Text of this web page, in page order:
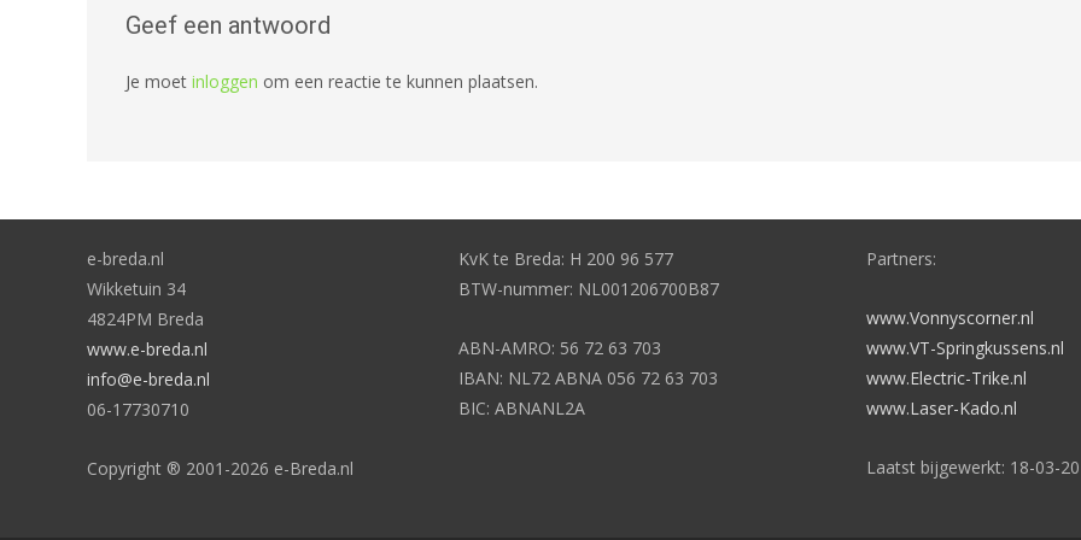
Geef een antwoord
Je moet inloggen om een reactie te kunnen plaatsen.
e-breda.nl
Wikketuin 34
4824PM Breda
www.e-breda.nl
info@e-breda.nl
06-17730710
Copyright ® 2001-2026 e-Breda.nl
KvK te Breda: H 200 96 577
BTW-nummer: NL001206700B87
ABN-AMRO: 56 72 63 703
IBAN: NL72 ABNA 056 72 63 703
BIC: ABNANL2A
Partners:
www.Vonnyscorner.nl
www.VT-Springkussens.nl
www.Electric-Trike.nl
www.Laser-Kado.nl
Laatst bijgewerkt: 18-03-